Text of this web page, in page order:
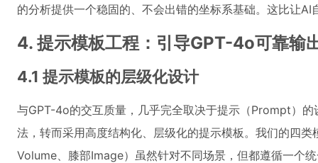
的分析提供一个稳固的、不会出错的坐标系基础。这比让AI
4. 提示模板工程：引导GPT-4o可靠输
4.1 提示模板的层级化设计
与GPT-4o的交互质量，几乎完全取决于提示（Prompt）的
法，转而采用高度结构化、层级化的提示模板。我们的四
Volume、膝部Image）虽然针对不同场景，但都遵循一个